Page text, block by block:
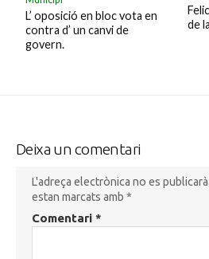
L’ oposició en bloc vota en
contra d’ un canvi de
govern.
de
Deixa un comentari
L'adreça electrònica no es publicarà.
estan marcats amb *
Comentari *